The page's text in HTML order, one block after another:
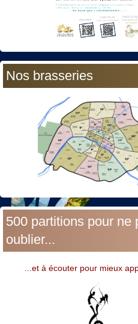
Nos brasseries
500 partitions pour ne
oublier...
...et à écouter pour mieux